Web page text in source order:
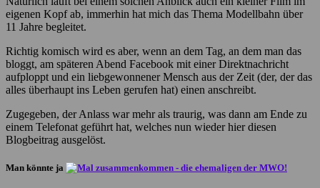
eigenen Kopf ab, immerhin hat mich das Thema Modellbahn über
11 Jahre begleitet.
Richtig komisch wird es aber, wenn an dem Tag, an dem man das
bloggt, am späteren Abend Facebook mit einer Direktnachricht
aufploppt und ein liebgewonnener Mensch aus der Zeit (der, der das
alles überhaupt ins Leben gerufen hat) einen anschreibt.
Zugegeben, der Anlass war mehr als traurig, was dann am Ende zu
einem Telefonat geführt hat, welches nun wieder hier diesen
Blogbeitrag ausgelöst.
Man könnte ja